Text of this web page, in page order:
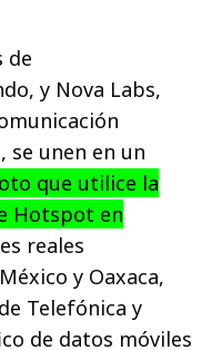
de
y Nova Labs,
se unen en un
que utilice la
Hotspot en
reales
y Oaxaca,
Telefónica y
de datos móviles